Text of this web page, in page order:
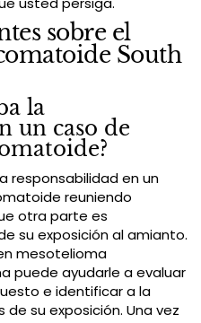
sobre el
South
la
un caso de
responsabilidad en un
reuniendo
otra parte es
su exposición al amianto.
mesotelioma
puede ayudarle a evaluar
e identificar a la
su exposición. Una vez